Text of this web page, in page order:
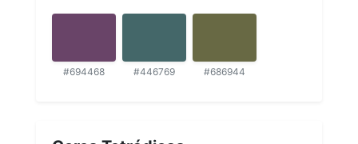
#694468 #446769 #686944